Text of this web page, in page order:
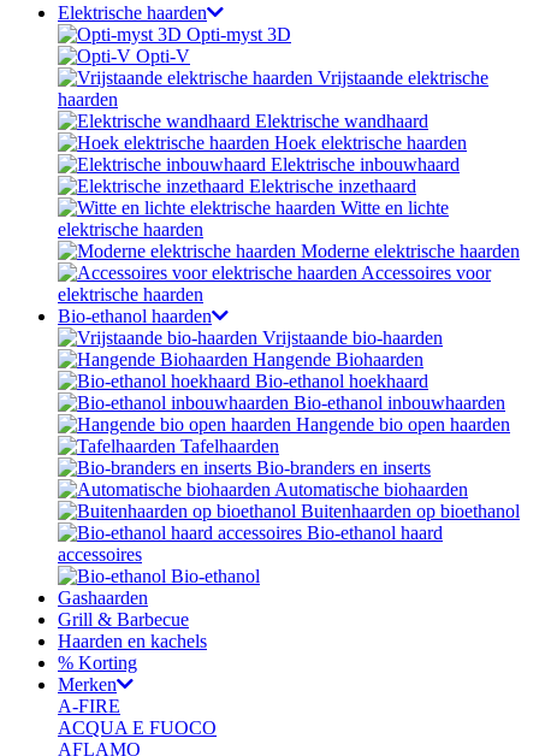
Elektrische haarden
Opti-myst 3D
Opti-V
Vrijstaande elektrische
haarden
Elektrische wandhaard
Hoek elektrische haarden
Elektrische inbouwhaard
Elektrische inzethaard
Witte en lichte
elektrische haarden
Moderne elektrische haarden
Accessoires voor
elektrische haarden
Bio-ethanol haarden
Vrijstaande bio-haarden
Hangende Biohaarden
Bio-ethanol hoekhaard
Bio-ethanol inbouwhaarden
Hangende bio open haarden
Tafelhaarden
Bio-branders en inserts
Automatische biohaarden
Buitenhaarden op bioethanol
Bio-ethanol haard
accessoires
Bio-ethanol
Gashaarden
Grill & Barbecue
Haarden en kachels
% Korting
Merken
A-FIRE
ACQUA E FUOCO
AFLAMO